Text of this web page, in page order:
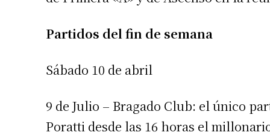
Partidos del fin de semana
Sábado 10 de abril
9 de Julio – Bragado Club: el único
Poratti desde las 16 horas el